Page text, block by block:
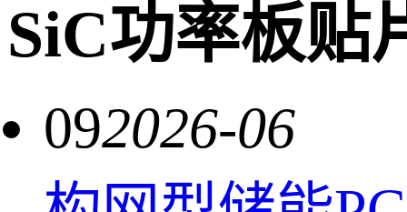
SiC功率板贴
092026-06